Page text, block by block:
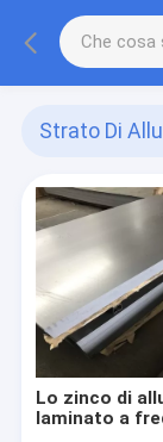
Strato Di
Lo zinco di
laminato a